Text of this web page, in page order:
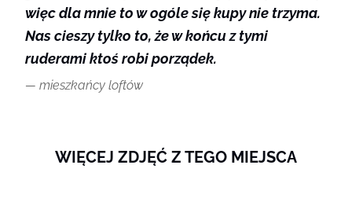
więc dla mnie to w ogóle się kupy nie trzyma.
Nas cieszy tylko to, że w końcu z tymi
ruderami ktoś robi porządek.
mieszkańcy loftów
WIĘCEJ ZDJĘĆ Z TEGO MIEJSCA